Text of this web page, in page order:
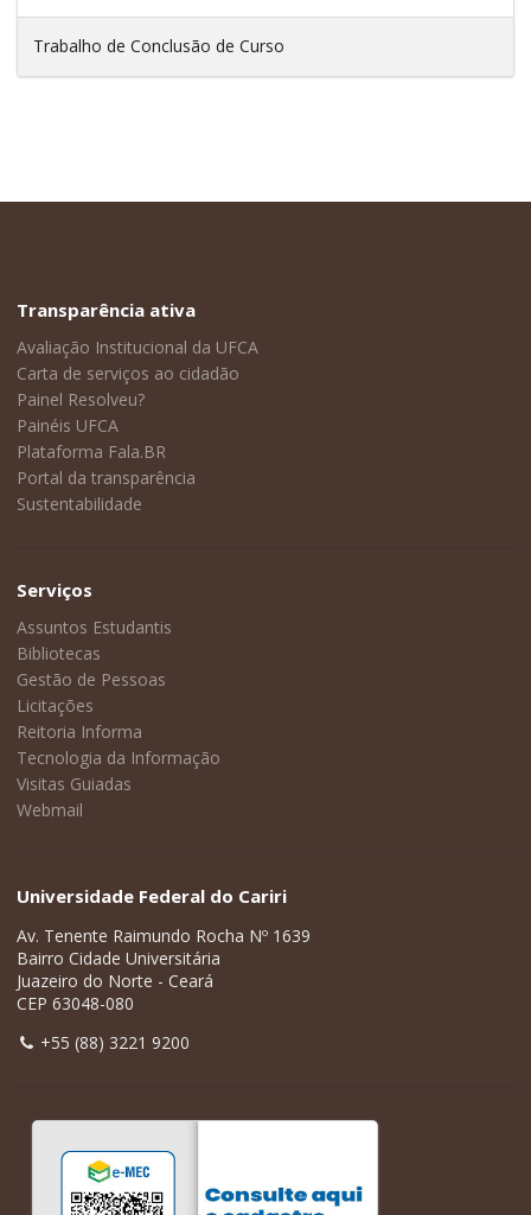
Trabalho de Conclusão de Curso
Transparência ativa
Avaliação Institucional da UFCA
Carta de serviços ao cidadão
Painel Resolveu?
Painéis UFCA
Plataforma Fala.BR
Portal da transparência
Sustentabilidade
Serviços
Assuntos Estudantis
Bibliotecas
Gestão de Pessoas
Licitações
Reitoria Informa
Tecnologia da Informação
Visitas Guiadas
Webmail
Universidade Federal do Cariri
Av. Tenente Raimundo Rocha Nº 1639
Bairro Cidade Universitária
Juazeiro do Norte - Ceará
CEP 63048-080
+55 (88) 3221 9200